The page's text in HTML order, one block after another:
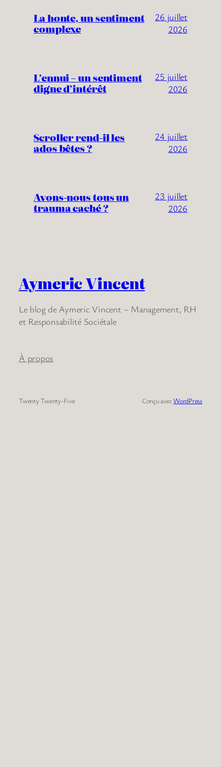
La honte, un sentiment
complexe
26 juillet
2026
L’ennui – un sentiment
digne d’intérêt
25 juillet
2026
Scroller rend-il les
ados bêtes ?
24 juillet
2026
Avons-nous tous un
trauma caché ?
23 juillet
2026
Aymeric Vincent
Le blog de Aymeric Vincent – Management, RH
et Responsabilité Sociétale
À propos
Twenty Twenty-Five Conçu avecWordPress